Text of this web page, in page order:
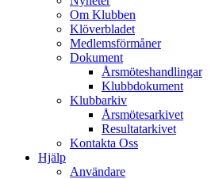
Om Klubben
Klöverbladet
Medlemsförmåner
Dokument
Årsmöteshandlingar
Klubbdokument
Klubbarkiv
Årsmötesarkivet
Resultatarkivet
Kontakta Oss
Hjälp
Användare